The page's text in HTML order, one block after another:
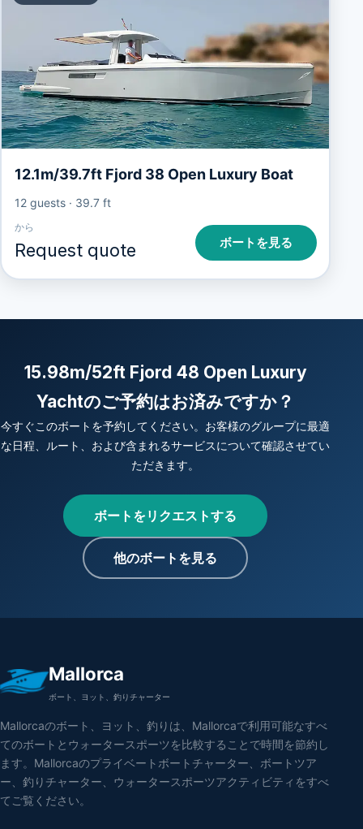
12.1m/39.7ft Fjord 38 Open Luxury Boat
12 guests· 39.7 ft
から
Request quote ボートを見る
15.98m/52ft Fjord 48 Open Luxury
Yachtのご予約はお済みですか？
今すぐこのボートを予約してください。お客様のグループに最適
な日程、ルート、および含まれるサービスについて確認させてい
ただきます。
ボートをリクエストする
他のボートを見る
Mallorca
ボート、ヨット、釣りチャーター
Mallorcaのボート、ヨット、釣りは、Mallorcaで利用可能なすべ
てのボートとウォータースポーツを比較することで時間を節約し
ます。Mallorcaのプライベートボートチャーター、ボートツア
ー、釣りチャーター、ウォータースポーツアクティビティをすべ
てご覧ください。